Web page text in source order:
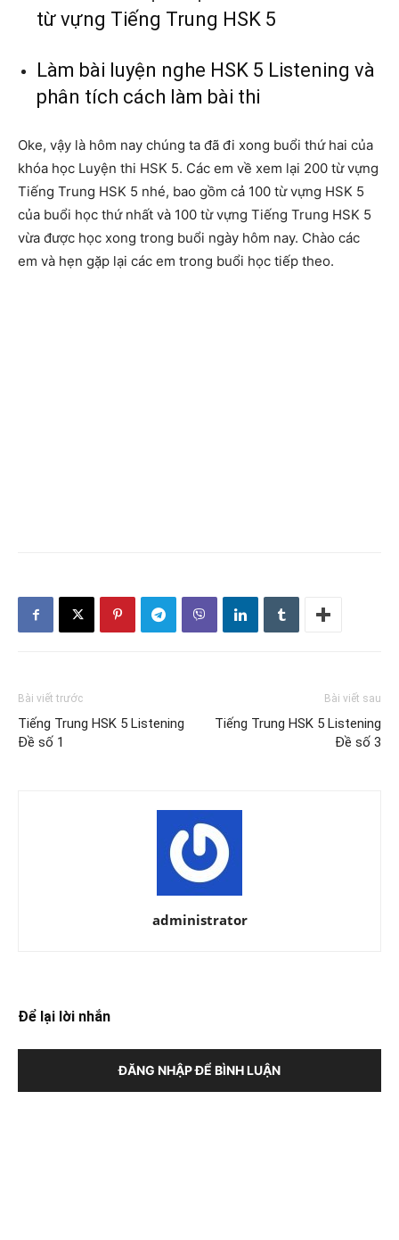
từ vựng Tiếng Trung HSK 5
Làm bài luyện nghe HSK 5 Listening và
phân tích cách làm bài thi
Oke, vậy là hôm nay chúng ta đã đi xong buổi thứ hai của
khóa học Luyện thi HSK 5. Các em về xem lại 200 từ vựng
Tiếng Trung HSK 5 nhé, bao gồm cả 100 từ vựng HSK 5
của buổi học thứ nhất và 100 từ vựng Tiếng Trung HSK 5
vừa được học xong trong buổi ngày hôm nay. Chào các
em và hẹn gặp lại các em trong buổi học tiếp theo.
Bài viết trước
Tiếng Trung HSK 5 Listening
Đề số 1
Bài viết sau
Tiếng Trung HSK 5 Listening
Đề số 3
administrator
Để lại lời nhắn
ĐĂNG NHẬP ĐỂ BÌNH LUẬN